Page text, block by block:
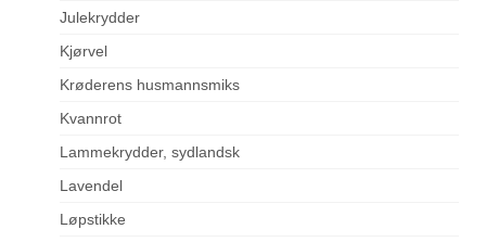
Julekrydder
Kjørvel
Krøderens husmannsmiks
Kvannrot
Lammekrydder, sydlandsk
Lavendel
Løpstikke